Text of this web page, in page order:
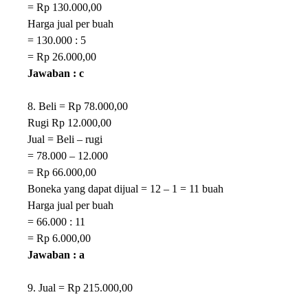
= Rp 130.000,00
Harga jual per buah
= 130.000 : 5
= Rp 26.000,00
Jawaban : c
8. Beli = Rp 78.000,00
Rugi Rp 12.000,00
Jual = Beli – rugi
= 78.000 – 12.000
= Rp 66.000,00
Boneka yang dapat dijual = 12 – 1 = 11 buah
Harga jual per buah
= 66.000 : 11
= Rp 6.000,00
Jawaban : a
9. Jual = Rp 215.000,00